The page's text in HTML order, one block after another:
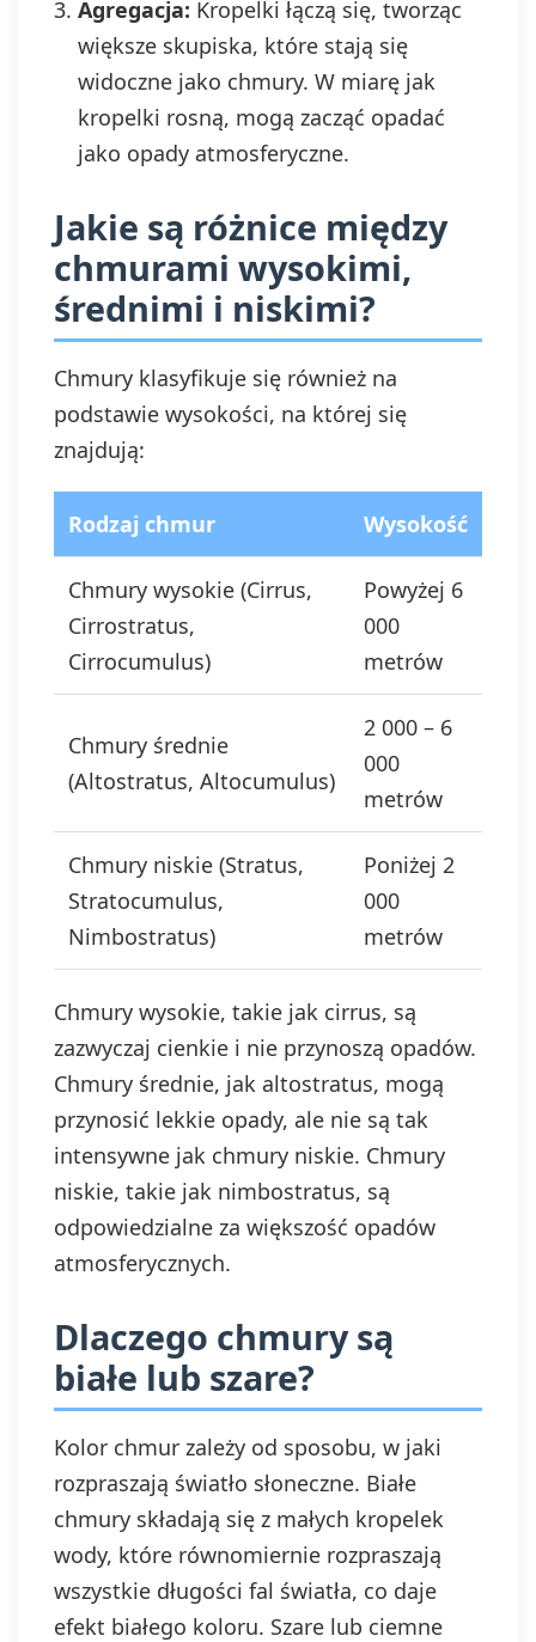
Agregacja: Kropelki łączą się, tworząc
większe skupiska, które stają się
widoczne jako chmury. W miarę jak
kropelki rosną, mogą zacząć opadać
jako opady atmosferyczne.
Jakie są różnice między
chmurami wysokimi,
średnimi i niskimi?
Chmury klasyfikuje się również na
podstawie wysokości, na której się
znajdują:
Rodzaj chmur Wysokość
Chmury wysokie (Cirrus,
Cirrostratus,
Cirrocumulus)
Powyżej 6
000
metrów
Chmury średnie
(Altostratus, Altocumulus)
2 000 – 6
000
metrów
Chmury niskie (Stratus,
Stratocumulus,
Nimbostratus)
Poniżej 2
000
metrów
Chmury wysokie, takie jak cirrus, są
zazwyczaj cienkie i nie przynoszą opadów.
Chmury średnie, jak altostratus, mogą
przynosić lekkie opady, ale nie są tak
intensywne jak chmury niskie. Chmury
niskie, takie jak nimbostratus, są
odpowiedzialne za większość opadów
atmosferycznych.
Dlaczego chmury są
białe lub szare?
Kolor chmur zależy od sposobu, w jaki
rozpraszają światło słoneczne. Białe
chmury składają się z małych kropelek
wody, które równomiernie rozpraszają
wszystkie długości fal światła, co daje
efekt białego koloru. Szare lub ciemne